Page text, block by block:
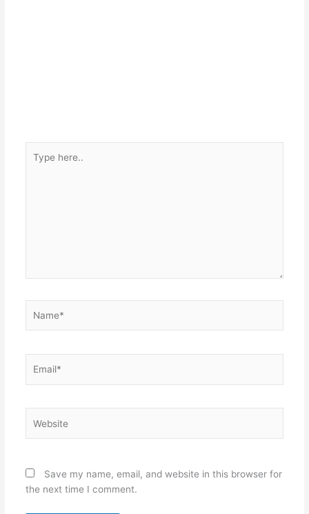
here..
Save my name, email, and website in this browser for
the next time I comment.